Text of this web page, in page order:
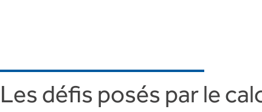
Les défis posés par le